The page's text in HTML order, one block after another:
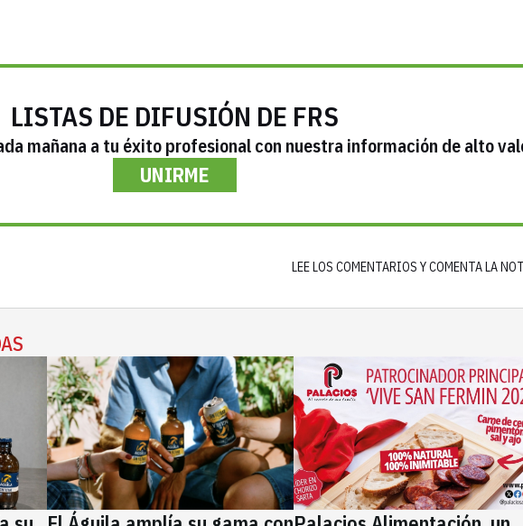
LISTAS DE DIFUSIÓN DE FRS
mañana a tu éxito profesional con nuestra información de alto
UNIRME
LEE LOS COMENTARIOS Y COMENTA LA